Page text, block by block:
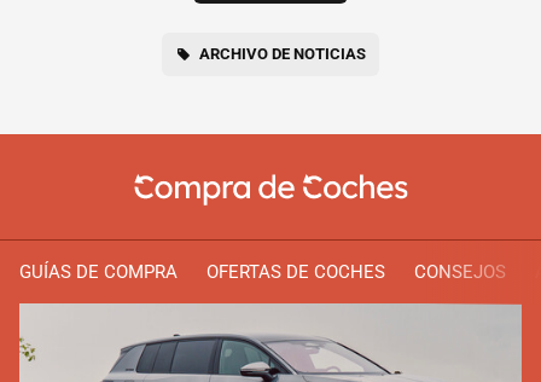
ARCHIVO DE NOTICIAS
GUÍAS DE COMPRA OFERTAS DE COCHES CONSEJOS